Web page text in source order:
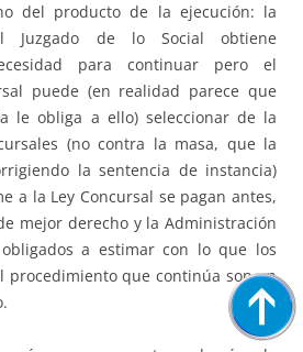
del producto de la ejecución: la
Juzgado de lo Social obtiene
para continuar pero el
puede (en realidad parece que
le obliga a ello) seleccionar de la
(no contra la masa, que la
la sentencia de instancia)
a la Ley Concursal se pagan antes,
mejor derecho y la Administración
a estimar con lo que los
procedimiento que continúa son en